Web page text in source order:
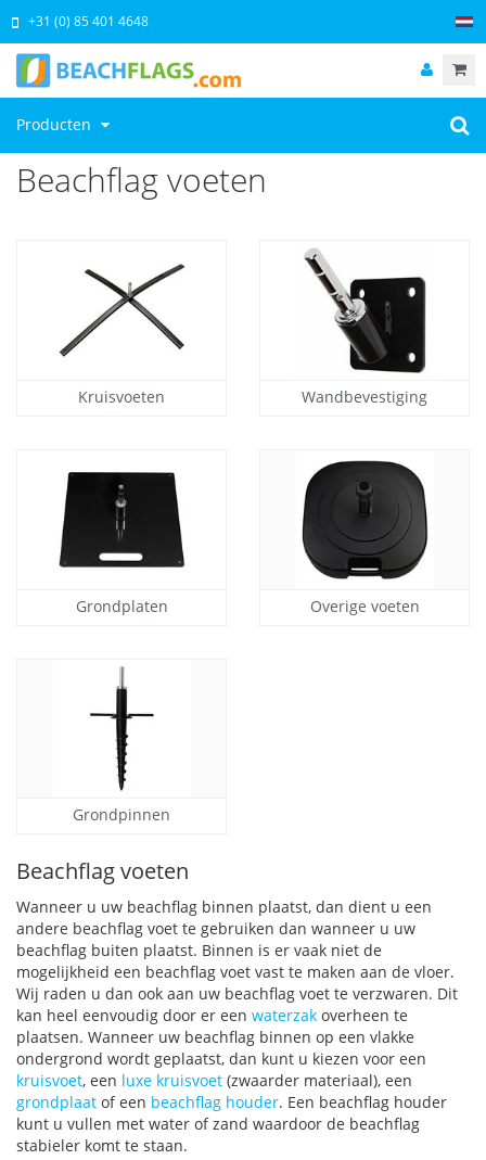
Producten
+31 (0) 85 401 4648
Beachflag voeten
Kruisvoeten Wandbevestiging
Grondplaten Overige voeten
Grondpinnen
Beachflag voeten
Wanneer u uw beachflag binnen plaatst, dan dient u een
andere beachflag voet te gebruiken dan wanneer u uw
beachflag buiten plaatst. Binnen is er vaak niet de
mogelijkheid een beachflag voet vast te maken aan de vloer.
Wij raden u dan ook aan uw beachflag voet te verzwaren. Dit
kan heel eenvoudig door er een waterzak overheen te
plaatsen. Wanneer uw beachflag binnen op een vlakke
ondergrond wordt geplaatst, dan kunt u kiezen voor een
kruisvoet, een luxe kruisvoet (zwaarder materiaal), een
grondplaat of een beachflag houder. Een beachflag houder
kunt u vullen met water of zand waardoor de beachflag
stabieler komt te staan.